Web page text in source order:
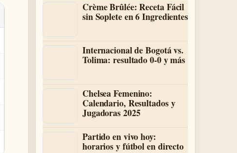
Crème Brûlée: Receta Fácil
sin Soplete en 6 Ingredientes
Internacional de Bogotá vs.
Tolima: resultado 0-0 y más
Chelsea Femenino:
Calendario, Resultados y
Jugadoras 2025
Partido en vivo hoy:
horarios y fútbol en directo